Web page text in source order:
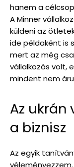
hanem a
A Minner
küldeni az
ide példaként is
mert az még
vállalkozás volt,
mindent nem
Az ukrán
a biznisz
Az egyik